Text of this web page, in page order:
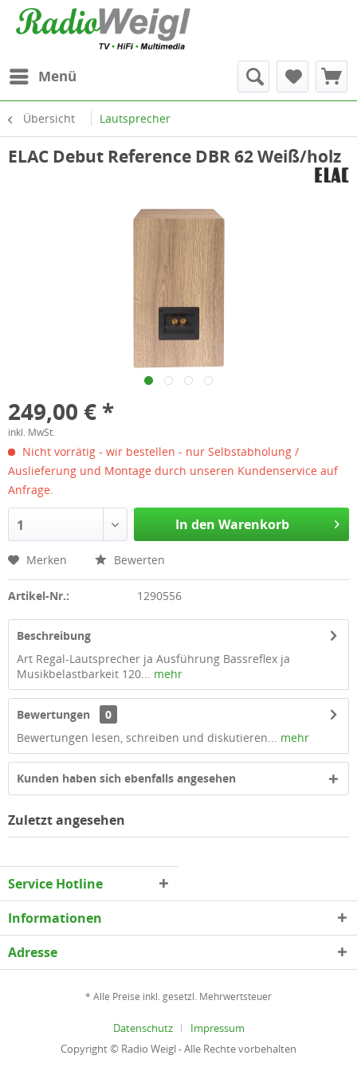
Menü
Übersicht Lautsprecher
ELAC Debut Reference DBR 62 Weiß/holz
249,00 € *
inkl. MwSt.
Nicht vorrätig - wir bestellen - nur Selbstabholung /
Auslieferung und Montage durch unseren Kundenservice auf
Anfrage.
1 In den Warenkorb
Merken Bewerten
Artikel-Nr.: 1290556
Beschreibung
Art Regal-Lautsprecher ja Ausführung Bassreflex ja
Musikbelastbarkeit 120... mehr
Bewertungen
0
Bewertungen lesen, schreiben und diskutieren... mehr
Kunden haben sich ebenfalls angesehen
Zuletzt angesehen
Service Hotline
Informationen
Adresse
* Alle Preise inkl. gesetzl. Mehrwertsteuer
Datenschutz
Impressum
Copyright © Radio Weigl - Alle Rechte vorbehalten